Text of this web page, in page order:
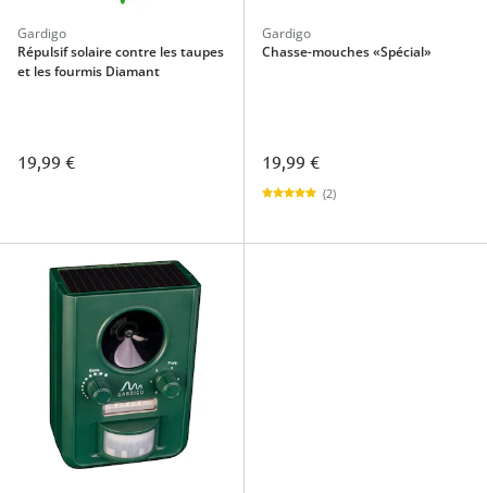
Gardigo
Répulsif solaire contre les taupes
et les fourmis Diamant
19,99 €
Gardigo
Chasse-mouches «Spécial»
19,99 €
(2)